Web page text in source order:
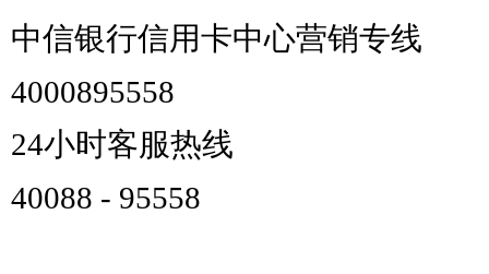
中信银行信用卡中心营销专线
4000895558
24小时客服热线
40088 - 95558